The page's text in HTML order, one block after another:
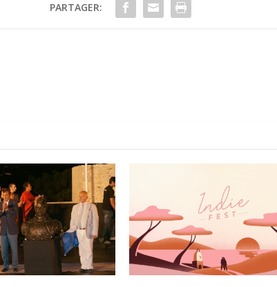
PARTAGER: